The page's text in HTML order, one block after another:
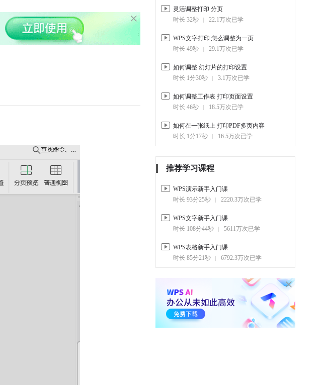
灵活调整打印 分页
时长 32秒
22.1万次已学
WPS文字打印 怎么调整为一页
时长 49秒
29.1万次已学
如何调整 幻灯片的打印设置
时长 1分30秒
3.1万次已学
如何调整工作表 打印页面设置
时长 46秒
18.5万次已学
如何在一张纸上 打印PDF多页内容
时长 1分17秒
16.5万次已学
推荐学习课程
WPS演示新手入门课
时长 93分25秒
2220.3万次已学
WPS文字新手入门课
时长 108分44秒
5611万次已学
WPS表格新手入门课
时长 85分21秒
6792.3万次已学